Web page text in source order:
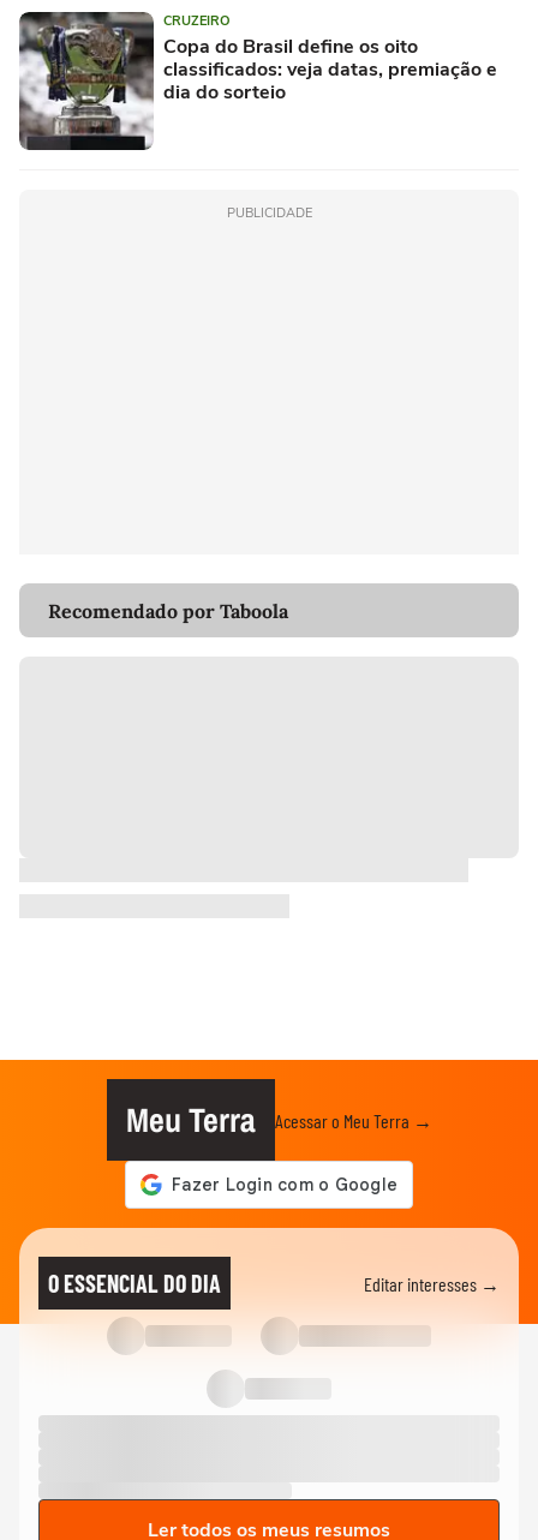
CRUZEIRO
Copa do Brasil define os oito
classificados: veja datas, premiação e
dia do sorteio
PUBLICIDADE
Recomendado por Taboola
Meu Terra Acessar o Meu Terra →
O ESSENCIAL DO DIA Editar interesses →
Ler todos os meus resumos